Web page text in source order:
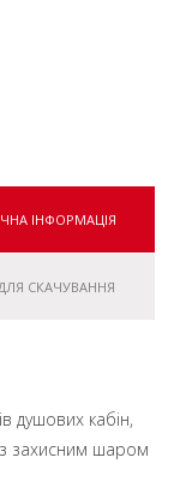
ІНФОРМАЦІЯ
СКАЧУВАННЯ
душових кабін,
захисним шаром